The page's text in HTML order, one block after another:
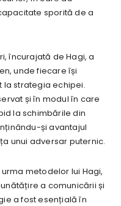
sporită de a
încurajată de Hagi, a
unde fiecare își
la strategia echipei.
și în modul în care
la schimbările din
și avantajul
unui adversar puternic.
metodelor lui Hagi,
a comunicării și
a fost esențială în